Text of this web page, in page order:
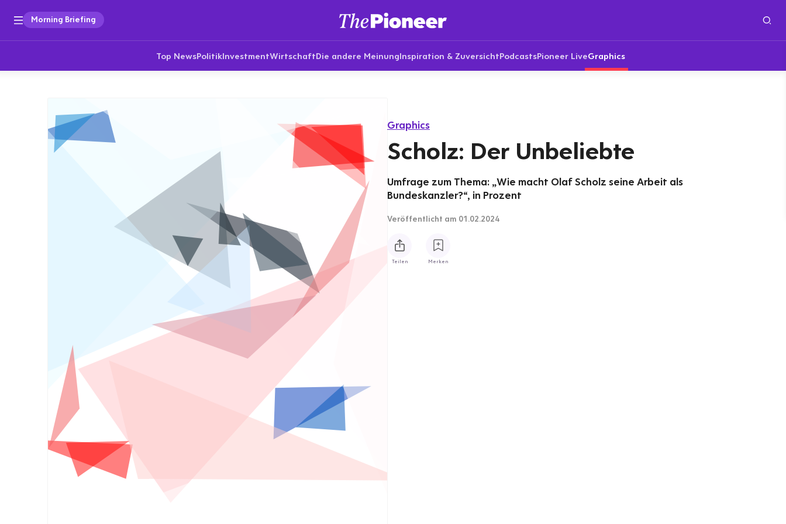
Morning Briefing
Top NewsPolitikInvestmentWirtschaftDie andere MeinungInspiration & ZuversichtPodcastsPioneer LiveGraphics
Graphics
Scholz: Der Unbeliebte
Umfrage zum Thema: „Wie macht Olaf Scholz seine Arbeit als
Bundeskanzler?“, in Prozent
Veröffentlicht am 01.02.2024
Teilen Merken